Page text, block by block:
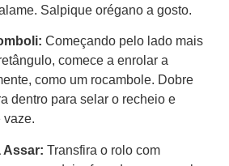
Salpique orégano a gosto.
Começando pelo lado mais
comece a enrolar a
como um rocambole. Dobre
dentro para selar o recheio e
vaze.
Assar: Transfira o rolo com